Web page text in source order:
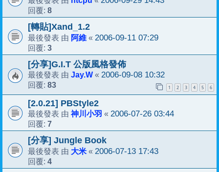
回覆: 8
[轉貼]Xand_1.2
最後發表 由 阿維 « 2006-09-11 07:29
回覆: 3
[分享]G.I.T 公版風格發佈
最後發表 由 Jay.W « 2006-09-08 10:32
回覆: 83 1 2 3 4 5 6
[2.0.21] PBStyle2
最後發表 由 神川小羽 « 2006-07-26 03:44
回覆: 7
[分享] Jungle Book
最後發表 由 大米 « 2006-07-13 17:43
回覆: 4